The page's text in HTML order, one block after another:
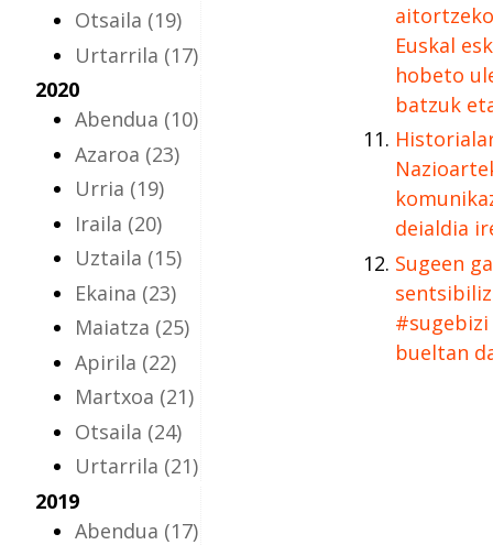
Otsaila (19)
Urtarrila (17)
2020
Abendua (10)
Azaroa (23)
Urria (19)
Iraila (20)
Uztaila (15)
Ekaina (23)
Maiatza (25)
Apirila (22)
Martxoa (21)
Otsaila (24)
Urtarrila (21)
2019
Abendua (17)
Euskal
hobeto
batzuk
deialdia
Sugeen
bueltan